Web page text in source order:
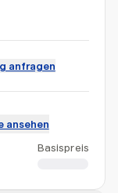
anfragen
ansehen
Basispreis